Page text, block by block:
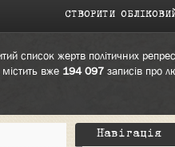
СТВОРИТИ
список жертв політичних
вже 194 097записів про
Навігація